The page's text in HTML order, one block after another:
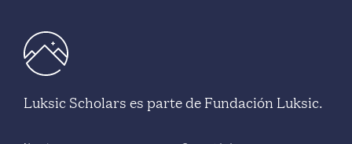
Luksic Scholars es parte de Fundación Luksic.